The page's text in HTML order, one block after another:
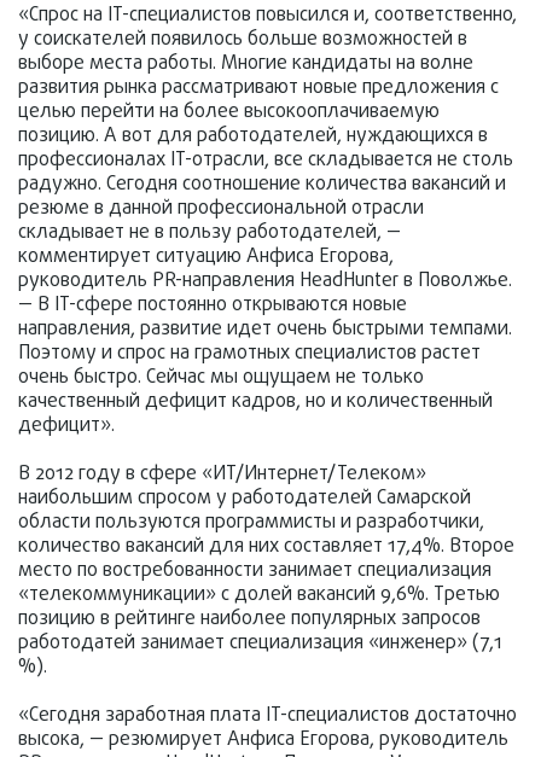
«Спрос на IT-специалистов повысился и, соответственно,
у соискателей появилось больше возможностей в
выборе места работы. Многие кандидаты на волне
развития рынка рассматривают новые предложения с
целью перейти на более высокооплачиваемую
позицию. А вот для работодателей, нуждающихся в
профессионалах IT-отрасли, все складывается не столь
радужно. Сегодня соотношение количества вакансий и
резюме в данной профессиональной отрасли
складывает не в пользу работодателей, —
комментирует ситуацию Анфиса Егорова,
руководитель PR-направления HeadHunter в Поволжье.
— В IT-сфере постоянно открываются новые
направления, развитие идет очень быстрыми темпами.
Поэтому и спрос на грамотных специалистов растет
очень быстро. Сейчас мы ощущаем не только
качественный дефицит кадров, но и количественный
дефицит».
В 2012 году в сфере «ИТ/Интернет/Телеком»
наибольшим спросом у работодателей Самарской
области пользуются программисты и разработчики,
количество вакансий для них составляет 17,4%. Второе
место по востребованности занимает специализация
«телекоммуникации» с долей вакансий 9,6%. Третью
позицию в рейтинге наиболее популярных запросов
работодатей занимает специализация «инженер» (7,1
%).
«Сегодня заработная плата IT-специалистов достаточно
высока, — резюмирует Анфиса Егорова, руководитель